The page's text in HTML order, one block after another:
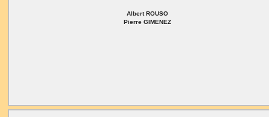
Albert ROUSO
Pierre GIMENEZ